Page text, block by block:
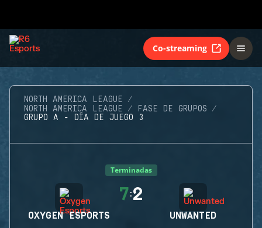
Co-streaming
NORTH AMERICA LEAGUE
NORTH AMERICA LEAGUE
FASE DE GRUPOS
GRUPO A - DÍA DE JUEGO 3
Terminadas
OXYGEN ESPORTS
7:2
UNWANTED